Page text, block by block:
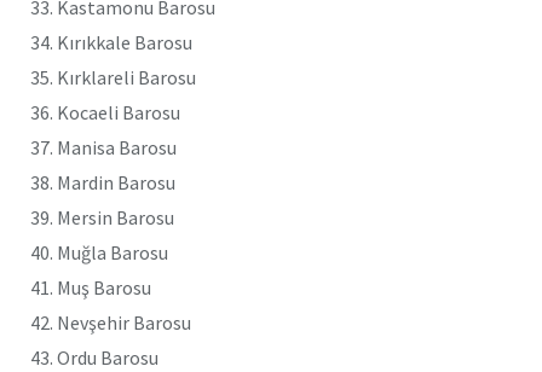
33. Kastamonu Barosu
34. Kırıkkale Barosu
35. Kırklareli Barosu
36. Kocaeli Barosu
37. Manisa Barosu
38. Mardin Barosu
39. Mersin Barosu
40. Muğla Barosu
41. Muş Barosu
42. Nevşehir Barosu
43. Ordu Barosu